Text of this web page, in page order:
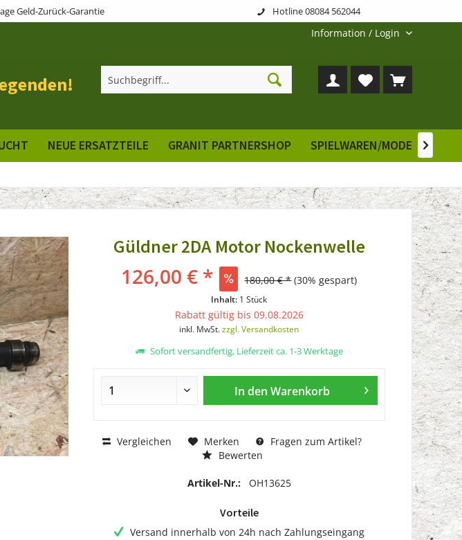
Geld-Zurück-Garantie Hotline 08084 562044
Information / Login
NEUE ERSATZTEILE GRANIT PARTNERSHOP SPIELWAREN/MODELLE

Güldner 2DA Motor Nockenwelle
126,00 € * 180,00 € * (30% gespart)
Inhalt: 1 Stück
Rabatt gültig bis 09.08.2026
inkl. MwSt.zzgl. Versandkosten
Sofort versandfertig, Lieferzeit ca. 1-3 Werktage
In den Warenkorb
Vergleichen Merken
Fragen zum Artikel?
Bewerten
Artikel-Nr.: OH13625
Vorteile
Versand innerhalb von 24h nach Zahlungseingang